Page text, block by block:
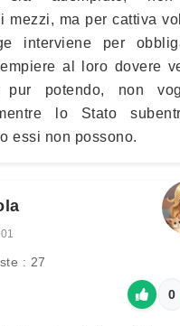
mezzi, ma per cattiva
interviene per
al loro dovere
pur potendo, non
lo Stato
essi non possono.
: 27
0